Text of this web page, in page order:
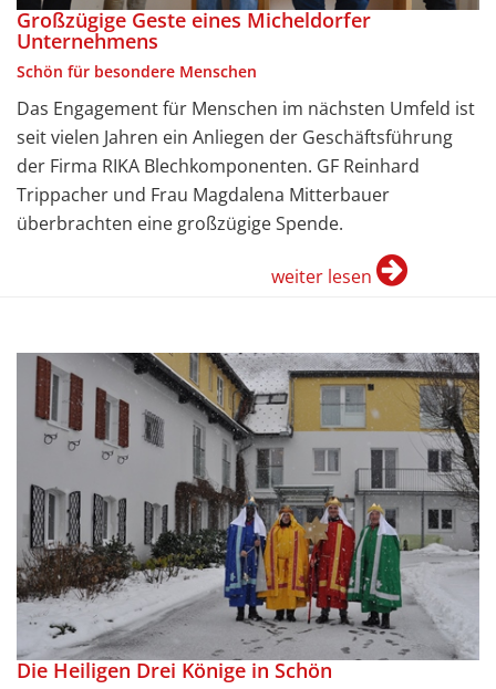
Großzügige Geste eines Micheldorfer
Unternehmens
Schön für besondere Menschen
Das Engagement für Menschen im nächsten Umfeld ist
seit vielen Jahren ein Anliegen der Geschäftsführung
der Firma RIKA Blechkomponenten. GF Reinhard
Trippacher und Frau Magdalena Mitterbauer
überbrachten eine großzügige Spende.
weiter lesen
Die Heiligen Drei Könige in Schön